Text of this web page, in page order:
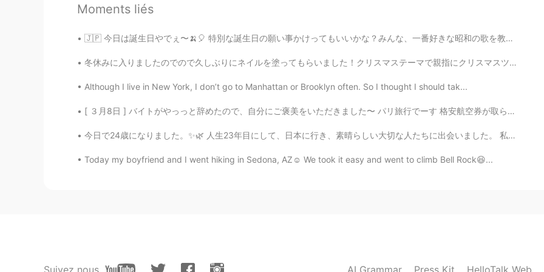
きょうはりんごぎょうざをやきました🥐🍎😋
Moments liés
🇯🇵 今日は誕生日やでぇ〜🍌🎈 特別な誕生日の願い事かけってもいいかな？みんな、一番好きな昭和の歌を教えて欲しい！((30's - 80'sもええやん)) 去年、キラキラスタジオをレントし...
冬休みに入りましたのでので久しぶりにネイルを塗ってもらいました！クリスマステーマで親指にクリスマスツリーが付いています🎄イギリスではこんなに可愛いデザインはみたことありませんので、日本のネイル技...
Although I live in New York, I don’t go to Manhattan or Brooklyn often. So I thought I should tak...
[ ３月8日 ] バイトがやっっと辞めたので、自分にご褒美をいただきました〜 パリ旅行でーす 格安航空券が取られて、ホテル費も安かったから嬉しい〜 カフェ巡りも出来たり、いい観光地までも行けて...
今日で24歳になりました。✨🌿 人生23年目にして、日本に行き、素晴らしい大切な人たちに出会いました。 私の人生の中で最高の年の一つかもしれません。そうして、日本語もこの1年で一番上達したと思い...
Today my boyfriend and I went hiking in Sedona, AZ☺️ We took it easy and went to climb Bell Rock😆...
Suivez nous AI Grammar Press Kit HelloTalk Web